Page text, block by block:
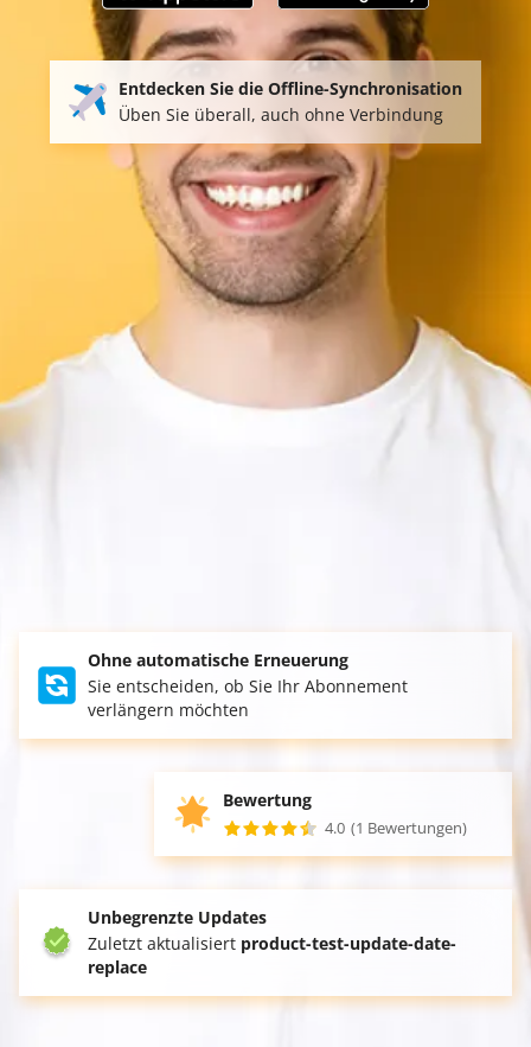
Entdecken Sie die Offline-Synchronisation
Üben Sie überall, auch ohne Verbindung
Ohne automatische Erneuerung
Sie entscheiden, ob Sie Ihr Abonnement
verlängern möchten
Bewertung
4.0 (1 Bewertungen)
Unbegrenzte Updates
Zuletzt aktualisiert product-test-update-date-
replace